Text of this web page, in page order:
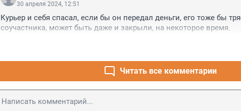
30 апреля 2024, 12:51
Курьер и себя спасал, если бы он передал деньги, его тоже бы
соучастника, может быть даже и закрыли, на некоторое время.
Читать все комментарии